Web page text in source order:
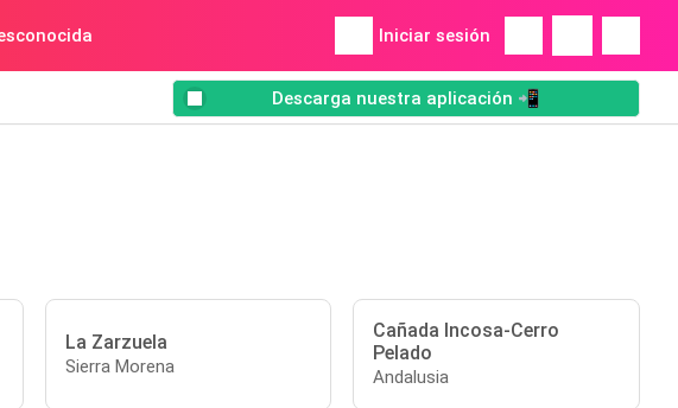
Iniciar sesión
Descarga nuestra aplicación 📲
La Zarzuela
Sierra Morena
Cañada Incosa-Cerro
Pelado
Andalusia